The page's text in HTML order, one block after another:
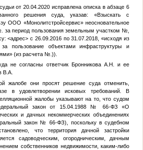
от 20.04.2020 исправлена описка в абзаце 6
решения суда, указав: «Взыскать с
ООО «Монолитстройсервис» неосновательное
. за период пользования земельным участком №
<адрес> с 26.09.2016 по 31.07.2018, «исходя из
пользование объектами инфраструктуры и
(из расчета №.)).
не согласны ответчик Бронникова А.Н. и ее
В.А.
жалобе они просят решение суда отменить,
в удовлетворении исковых требований. В
жалобы указывают на то, что судом
закон от 15.04.1988 № 66-ФЗ «О
и дачных некоммерческих объединениях
закон № 66-ФЗ), поскольку в судебном
что территория дачной застройки
садоводческим, огородническим, дачным
собственников недвижимости, каким-либо